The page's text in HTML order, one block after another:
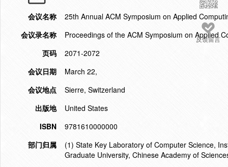
反馈留言
会议名称
25th Annual ACM Symposium on Applied
会议录名称
Proceedings of the ACM Symposium on Applied
页码
2071-2072
会议日期
March 22,
会议地点
Sierre, Switzerland
出版地
United States
ISBN
9781610000000
部门归属
(1) State Key Laboratory of Computer Science,
Graduate University, Chinese Academy of